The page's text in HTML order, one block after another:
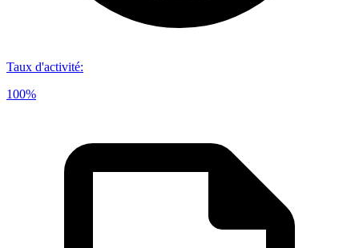
Taux d'activité:
100%